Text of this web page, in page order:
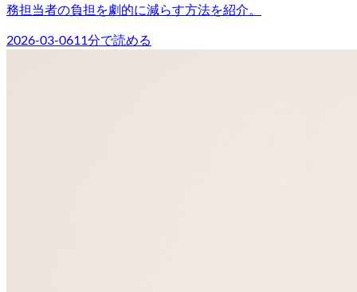
務担当者の負担を劇的に減らす方法を紹介。
2026-03-0611分で読める